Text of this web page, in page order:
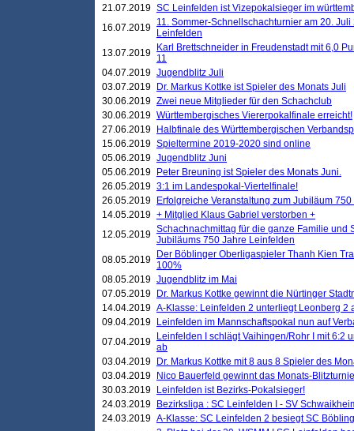
21.07.2019 SC Leinfelden ist Vizepokalsieger im
16.07.2019 11. Sommer-Schnellschachturnier am 20.
Leinfelden
13.07.2019
Karl Brettschneider in Freudenstadt mit 6,0
11
04.07.2019 Jugendblitz Juli
03.07.2019
Dr. Markus Kottke ist Spieler des Monats Juli
30.06.2019 Zwei neue Mitglieder für den Schachclub
30.06.2019 Württembergisches Viererpokalfinale erreicht!
27.06.2019
Halbfinale des Württembergischen
15.06.2019 Spieltermine 2019-2020 sind online
05.06.2019 Jugendblitz Juni
05.06.2019
Peter Breuning ist Spieler des Monats Juni.
26.05.2019 3:1 im Landespokal-Viertelfinale!
26.05.2019
Erfolgreiche Veranstaltung zum Jubiläum
14.05.2019 + Mitglied Klaus Gabriel verstorben +
12.05.2019 Schachnachmittag für die ganze Familie und
Jubiläums 750 Jahre Leinfelden
08.05.2019
Der Böblinger Oberligaspieler Thanh Kien
100%
08.05.2019 Jugendblitz im Mai
07.05.2019
Dr. Markus Kottke gewinnt die Nürtinger
14.04.2019 A-Klasse: Leinfelden 2 unterliegt Leonberg 2
09.04.2019
Leinfelden im Mannschaftspokal nun auf
07.04.2019
Leinfelden I schlägt Vaihingen/Rohr I mit 6:2
ab
03.04.2019
Dr. Markus Kottke mit 8 aus 8 Spieler des
03.04.2019
Nico Bauerfeld gewinnt das Monats-
30.03.2019
Leinfelden ist Bezirks-Pokalsieger!
24.03.2019
Bezirksliga : SC Leinfelden I - SV
24.03.2019 A-Klasse: SC Leinfelden 2 besiegt SC